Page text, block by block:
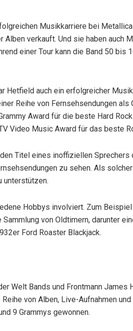
Musikkarriere bei
Alben verkauft. Und sie haben auch
einer Tour kann die Band 50 bis
Hetfield auch ein erfolgreicher
Reihe von Fernsehsendungen als
Award für die beste Hard
Video Music Award für das beste
Titel eines inoffiziellen Sprechers
zu sehen. Als
unterstützen.
Hobbys involviert. Zum
von Oldtimern, darunter
Ford Roaster Blackjack.
Welt Bands und Frontmann
von Alben, Live-Aufnahmen
9 Grammys gewonnen.